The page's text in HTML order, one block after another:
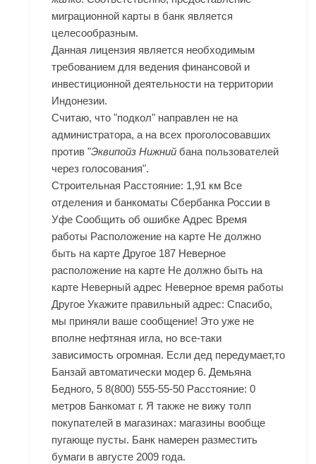
миграционной карты в банк является
целесообразным.
Данная лицензия является необходимым
требованием для ведения финансовой и
инвестиционной деятельности на территории
Индонезии.
Считаю, что "подкол" направлен не на
администратора, а на всех проголосовавших
против "Эквипойз Нижний бана пользователей
через голосования".
Строительная Расстояние: 1,91 км Все
отделения и банкоматы Сбербанка России в
Уфе Сообщить об ошибке Адрес Время
работы Расположение на карте Не должно
быть на карте Другое 187 Неверное
расположение на карте Не должно быть на
карте Неверный адрес Неверное время работы
Другое Укажите правильный адрес: Спасибо,
мы приняли ваше сообщение! Это уже не
вполне нефтяная игла, но все-таки
зависимость огромная. Если дед передумает,то
Банзай автоматически модер 6. Демьяна
Бедного, 5 8(800) 555-55-50 Расстояние: 0
метров Банкомат г. Я также не вижу толп
покупателей в магазинах: магазины вообще
пугающе пусты. Банк намерен разместить
бумаги в августе 2009 года.